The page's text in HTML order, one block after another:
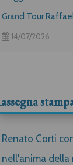
Grand Tour
14/07/2026
Renato Corti
nell'anima